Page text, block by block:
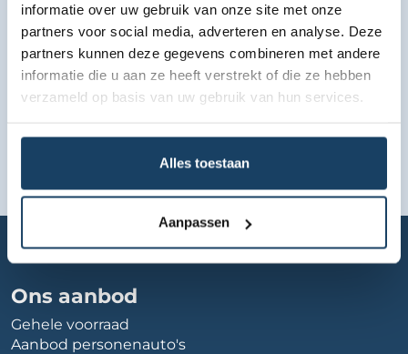
informatie over uw gebruik van onze site met onze
partners voor social media, adverteren en analyse. Deze
partners kunnen deze gegevens combineren met andere
informatie die u aan ze heeft verstrekt of die ze hebben
verzameld op basis van uw gebruik van hun services.
Alles toestaan
Aanpassen
Ons aanbod
Gehele voorraad
Aanbod personenauto's